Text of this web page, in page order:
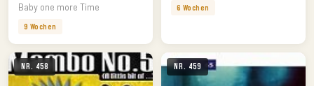
Baby one more Time
9 Wochen
6 Wochen
Nr. 458 Nr. 459